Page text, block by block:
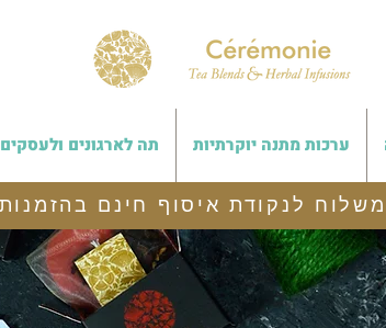
תה לארגונים ולעסקים ערכות מתנה יוקרתיות